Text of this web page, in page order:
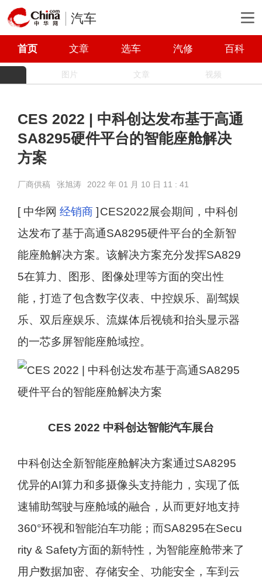
汽车
首页 文章 选车 汽修 百科
图片 文章 视频
CES 2022 | 中科创达发布基于高通
SA8295硬件平台的智能座舱解决
方案
厂商供稿 张旭涛 2022 年 01 月 10 日 11 : 41
[ 中华网 经销商] CES2022展会期间，中科创
达发布了基于高通SA8295硬件平台的全新智
能座舱解决方案。该解决方案充分发挥SA829
5在算力、图形、图像处理等方面的突出性
能，打造了包含数字仪表、中控娱乐、副驾娱
乐、双后座娱乐、流媒体后视镜和抬头显示器
的一芯多屏智能座舱域控。
CES 2022 中科创达智能汽车展台
中科创达全新智能座舱解决方案通过SA8295
优异的AI算力和多摄像头支持能力，实现了低
速辅助驾驶与座舱域的融合，从而更好地支持
360°环视和智能泊车功能；而SA8295在Secu
rity & Safety方面的新特性，为智能座舱带来了
用户数据加密、存储安全、功能安全，车到云